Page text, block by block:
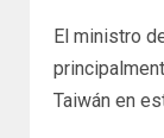
El ministro
Taiwán en